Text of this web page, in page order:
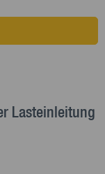
Lasteinleitung